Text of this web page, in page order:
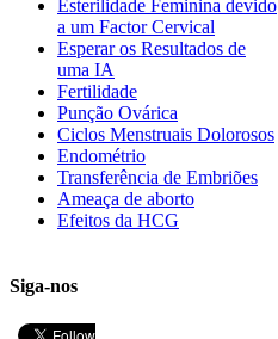
Esterilidade Feminina devido
a um Factor Cervical
Esperar os Resultados de
uma IA
Fertilidade
Punção Ovárica
Ciclos Menstruais Dolorosos
Endométrio
Transferência de Embriões
Ameaça de aborto
Efeitos da HCG
Siga-nos